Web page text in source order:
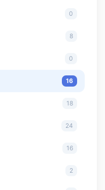
0
8
0
16
18
24
16
2